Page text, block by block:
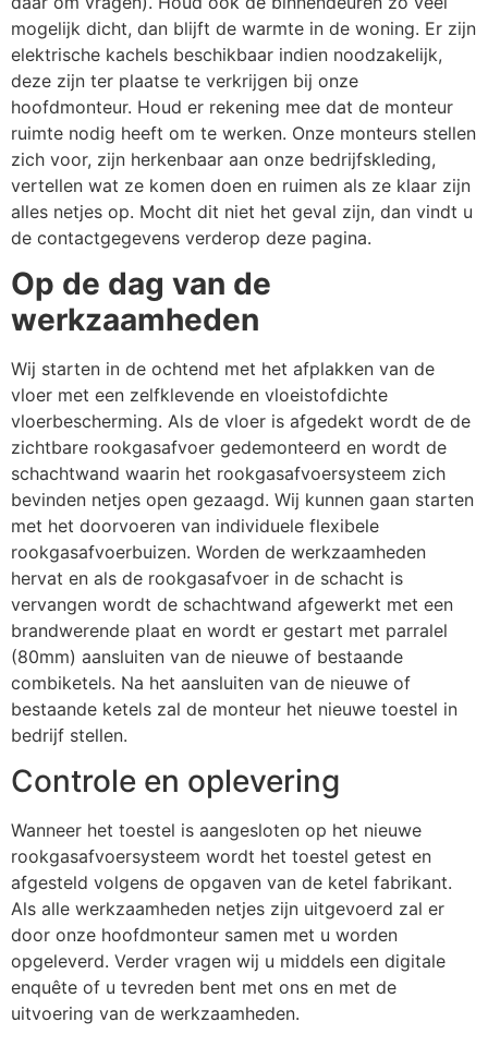
mogelijk dicht, dan blijft de warmte in de woning. Er zijn
elektrische kachels beschikbaar indien noodzakelijk,
deze zijn ter plaatse te verkrijgen bij onze
hoofdmonteur. Houd er rekening mee dat de monteur
ruimte nodig heeft om te werken. Onze monteurs stellen
zich voor, zijn herkenbaar aan onze bedrijfskleding,
vertellen wat ze komen doen en ruimen als ze klaar zijn
alles netjes op. Mocht dit niet het geval zijn, dan vindt u
de contactgegevens verderop deze pagina.
Op de dag van de
werkzaamheden
Wij starten in de ochtend met het afplakken van de
vloer met een zelfklevende en vloeistofdichte
vloerbescherming. Als de vloer is afgedekt wordt de de
zichtbare rookgasafvoer gedemonteerd en wordt de
schachtwand waarin het rookgasafvoersysteem zich
bevinden netjes open gezaagd. Wij kunnen gaan starten
met het doorvoeren van individuele flexibele
rookgasafvoerbuizen. Worden de werkzaamheden
hervat en als de rookgasafvoer in de schacht is
vervangen wordt de schachtwand afgewerkt met een
brandwerende plaat en wordt er gestart met parralel
(80mm) aansluiten van de nieuwe of bestaande
combiketels. Na het aansluiten van de nieuwe of
bestaande ketels zal de monteur het nieuwe toestel in
bedrijf stellen.
Controle en oplevering
Wanneer het toestel is aangesloten op het nieuwe
rookgasafvoersysteem wordt het toestel getest en
afgesteld volgens de opgaven van de ketel fabrikant.
Als alle werkzaamheden netjes zijn uitgevoerd zal er
door onze hoofdmonteur samen met u worden
opgeleverd. Verder vragen wij u middels een digitale
enquête of u tevreden bent met ons en met de
uitvoering van de werkzaamheden.